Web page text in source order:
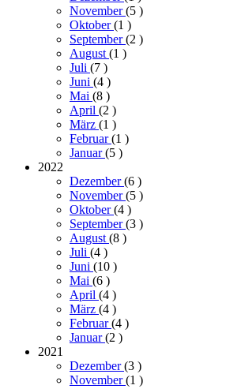
November(5 )
Oktober(1 )
September(2 )
August (1 )
Juli (7 )
Juni (4 )
Mai (8 )
April (2 )
März (1 )
Februar(1 )
Januar(5 )
2022
Dezember(6 )
November(5 )
Oktober(4 )
September(3 )
August (8 )
Juli (4 )
Juni (10 )
Mai (6 )
April (4 )
März (4 )
Februar(4 )
Januar(2 )
2021
Dezember(3 )
November(1 )